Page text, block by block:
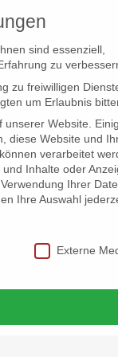
PANORAMA
sind essenziell,
zu
zu freiwilligen
um Erlaubnis
unserer Website.
diese Website und
verarbeitet
Inhalte oder
Ihrer
Ihre Auswahl
Externe